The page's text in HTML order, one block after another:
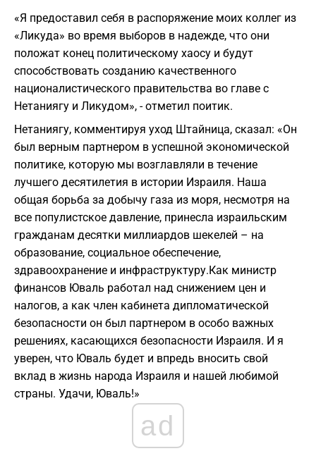
«Я предоставил себя в распоряжение моих коллег из
«Ликуда» во время выборов в надежде, что они
положат конец политическому хаосу и будут
способствовать созданию качественного
националистического правительства во главе с
Нетаниягу и Ликудом», - отметил поитик.
Нетаниягу, комментируя уход Штайница, сказал: «Он
был верным партнером в успешной экономической
политике, которую мы возглавляли в течение
лучшего десятилетия в истории Израиля. Наша
общая борьба за добычу газа из моря, несмотря на
все популистское давление, принесла израильским
гражданам десятки миллиардов шекелей – на
образование, социальное обеспечение,
здравоохранение и инфраструктуру.Как министр
финансов Юваль работал над снижением цен и
налогов, а как член кабинета дипломатической
безопасности он был партнером в особо важных
решениях, касающихся безопасности Израиля. И я
уверен, что Юваль будет и впредь вносить свой
вклад в жизнь народа Израиля и нашей любимой
страны. Удачи, Юваль!»
ad